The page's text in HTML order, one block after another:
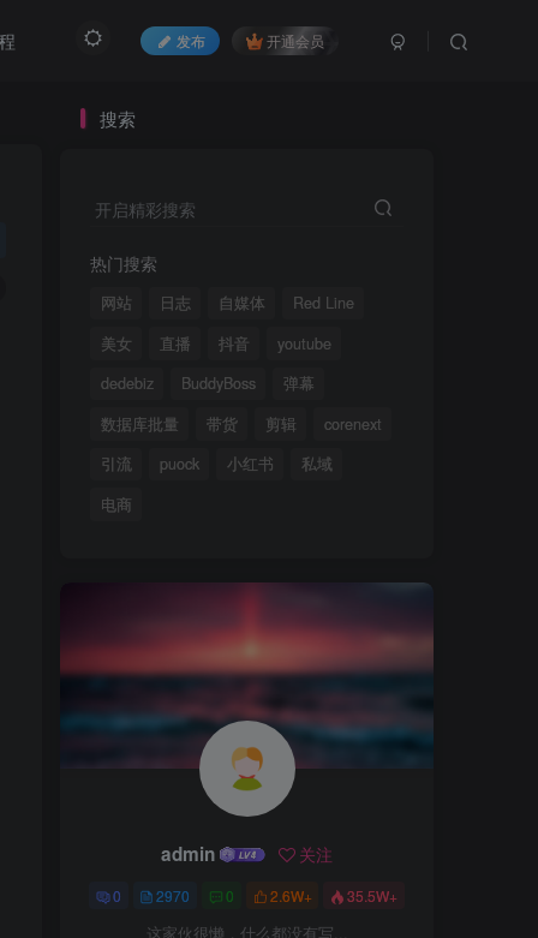
发布 开通会员
搜索
开启精彩搜索
热门搜索
网站 日志 自媒体
Red Line
美女
直播 抖音
youtube
dedebiz
BuddyBoss
弹幕
数据库批量
带货 剪辑
corenext
引流
puock 小红书
私域
电商
admin 关注
0 2970 0 2.6W+ 35.5W+
这家伙很懒，什么都没有写...